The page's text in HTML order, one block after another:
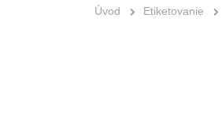
Úvod Etiketovanie